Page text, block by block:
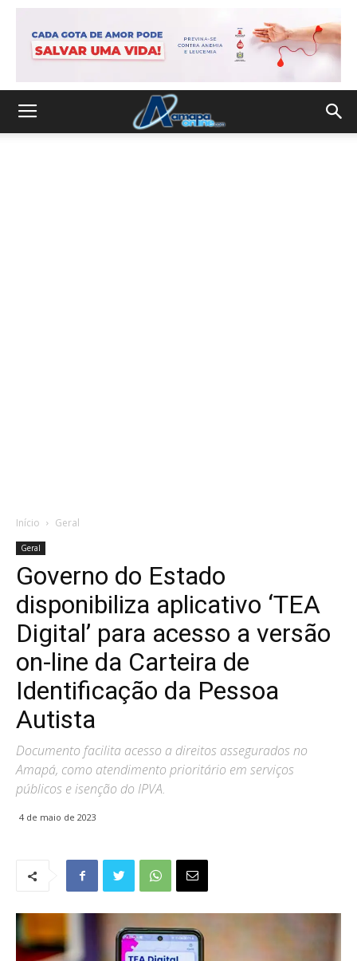
Início Geral
Geral
Governo do Estado
disponibiliza aplicativo ‘TEA
Digital’ para acesso a versão
on-line da Carteira de
Identificação da Pessoa
Autista
Documento facilita acesso a direitos assegurados no
Amapá, como atendimento prioritário em serviços
públicos e isenção do IPVA.
4 de maio de 2023